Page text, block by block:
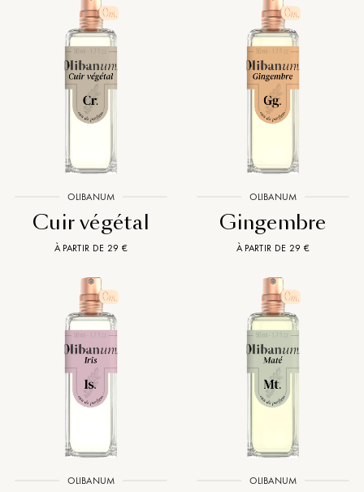
OLIBANUM
Cuir végétal
À PARTIR DE 29 €
OLIBANUM
Gingembre
À PARTIR DE 29 €
OLIBANUM OLIBANUM